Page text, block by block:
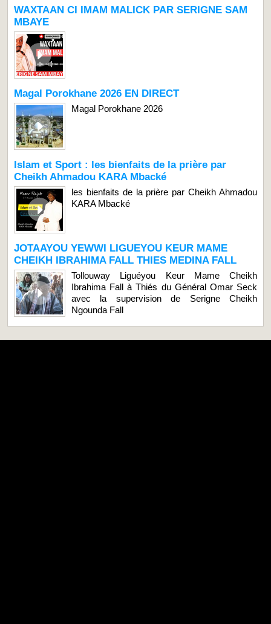
WAXTAAN CI IMAM MALICK PAR SERIGNE SAM
MBAYE
Magal Porokhane 2026 EN DIRECT
Magal Porokhane 2026
Islam et Sport : les bienfaits de la prière par
Cheikh Ahmadou KARA Mbacké
les bienfaits de la prière par Cheikh Ahmadou
KARA Mbacké
JOTAAYOU YEWWI LIGUEYOU KEUR MAME
CHEIKH IBRAHIMA FALL THIES MEDINA FALL
Tollouway Liguéyou Keur Mame Cheikh
Ibrahima Fall à Thiés du Général Omar Seck
avec la supervision de Serigne Cheikh
Ngounda Fall